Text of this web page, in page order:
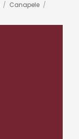
/ Canapele /